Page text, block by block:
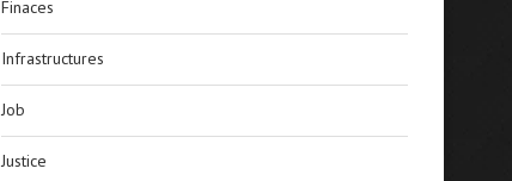
Finaces
Infrastructures
Job
Justice